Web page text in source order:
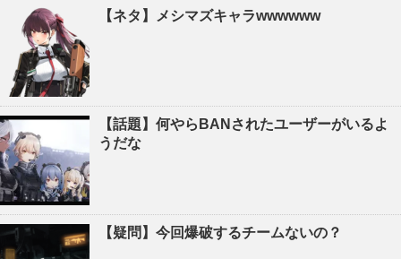
【ネタ】メシマズキャラwwwwww
【話題】何やらBANされたユーザーがいるよ
うだな
【疑問】今回爆破するチームないの？